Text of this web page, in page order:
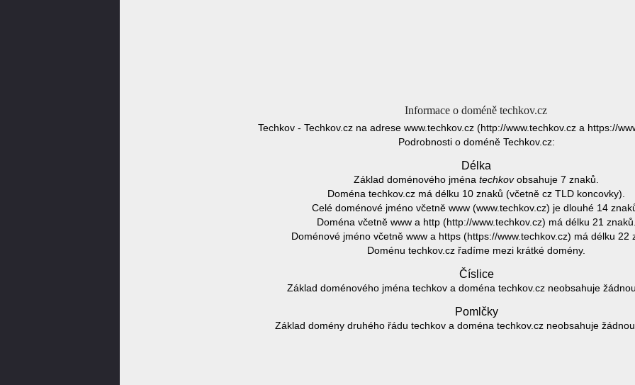
Informace o doméně techkov.cz
Techkov - Techkov.cz na adrese www.techkov.cz (http://www.techkov.cz a https://
Podrobnosti o doméně Techkov.cz:
Délka
Základ doménového jména techkovobsahuje 7 znaků.
Doména techkov.cz má délku 10 znaků (včetně cz TLD koncovky).
Celé doménové jméno včetně www (www.techkov.cz) je dlouhé 14
Doména včetně www a http (http://www.techkov.cz) má délku 21 znaků.
Doménové jméno včetně www a https (https://www.techkov.cz) má délku 22
Doménu techkov.cz řadíme mezi krátké domény.
Číslice
Základ doménového jména techkov a doména techkov.cz neobsahuje
Pomlčky
Základ domény druhého řádu techkov a doména techkov.cz neobsahuje žádnou